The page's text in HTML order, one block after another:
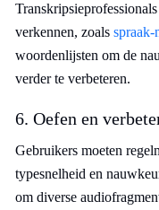
verkennen, zoals spraak-
woordenlijsten om de
verder te verbeteren.
6. Oefen en
Gebruikers moeten
typesnelheid en
om diverse